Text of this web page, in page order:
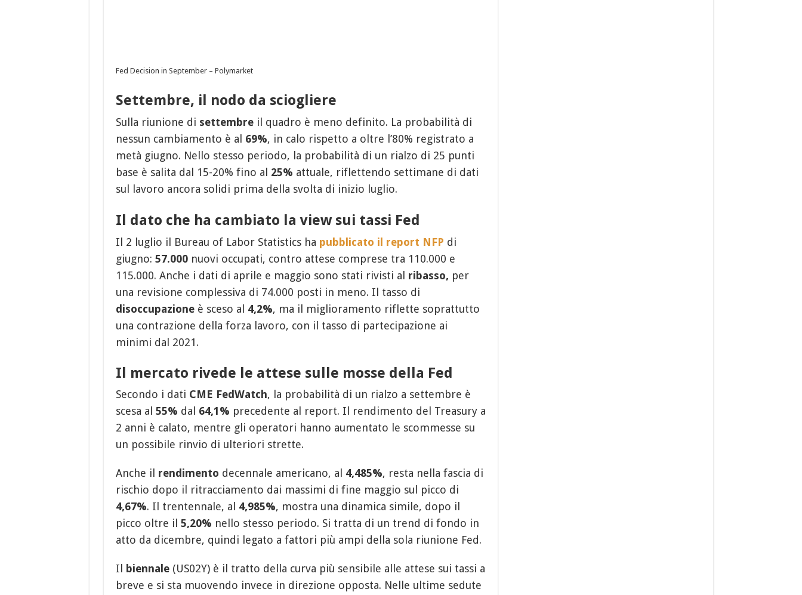
Fed Decision in September – Polymarket
Settembre, il nodo da sciogliere
Sulla riunione di settembreil quadro è meno definito. La probabilità di
nessun cambiamento è al 69%, in calo rispetto a oltre l’80% registrato a
metà giugno. Nello stesso periodo, la probabilità di un rialzo di 25 punti
base è salita dal 15-20% fino al 25% attuale, riflettendo settimane di dati
sul lavoro ancora solidi prima della svolta di inizio luglio.
Il dato che ha cambiato la view sui tassi Fed
Il 2 luglio il Bureau of Labor Statistics ha pubblicato il report NFP di
giugno: 57.000nuovi occupati, contro attese comprese tra 110.000 e
115.000. Anche i dati di aprile e maggio sono stati rivisti al ribasso, per
una revisione complessiva di 74.000 posti in meno. Il tasso di
disoccupazione è sceso al 4,2%, ma il miglioramento riflette soprattutto
una contrazione della forza lavoro, con il tasso di partecipazione ai
minimi dal 2021.
Il mercato rivede le attese sulle mosse della Fed
Secondo i dati CME FedWatch, la probabilità di un rialzo a settembre è
scesa al 55% dal 64,1% precedente al report. Il rendimento del Treasury a
2 anni è calato, mentre gli operatori hanno aumentato le scommesse su
un possibile rinvio di ulteriori strette.
Anche il rendimento decennale americano, al 4,485%, resta nella fascia di
rischio dopo il ritracciamento dai massimi di fine maggio sul picco di
4,67%. Il trentennale, al 4,985%, mostra una dinamica simile, dopo il
picco oltre il 5,20% nello stesso periodo. Si tratta di un trend di fondo in
atto da dicembre, quindi legato a fattori più ampi della sola riunione Fed.
Il biennale(US02Y) è il tratto della curva più sensibile alle attese sui tassi a
breve e si sta muovendo invece in direzione opposta. Nelle ultime sedute